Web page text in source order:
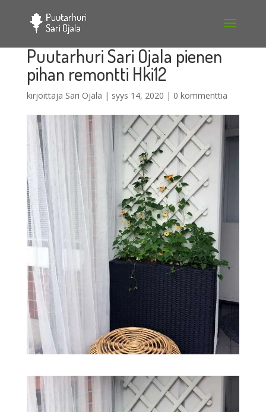
Puutarhuri Sari Ojala pienen
pihan remontti Hki12
kirjoittaja Sari Ojala | syys 14, 2020 | 0 kommenttia